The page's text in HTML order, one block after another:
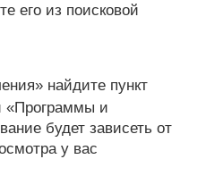
его из поисковой
найдите пункт
«Программы и
будет зависеть от
у вас